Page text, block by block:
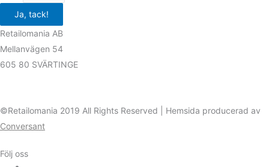
Ja, tack!
Retailomania AB
Mellanvägen 54
605 80 SVÄRTINGE
©Retailomania 2019 All Rights Reserved | Hemsida producerad av
Conversant
Följ oss